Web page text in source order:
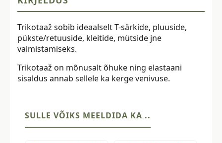
Trikotaaž sobib ideaalselt T-särkide, pluuside,
pükste/retuuside, kleitide, mütside jne
valmistamiseks.
Trikotaaž on mõnusalt õhuke ning elastaani
sisaldus annab sellele ka kerge venivuse.
SULLE VÕIKS MEELDIDA KA ..